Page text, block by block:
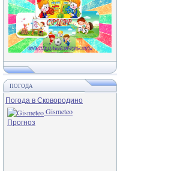
ПОГОДА
Погода в Сковородино
Gismeteo
Прогноз